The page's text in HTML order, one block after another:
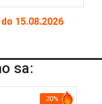
15.08.2026
sa:
20%